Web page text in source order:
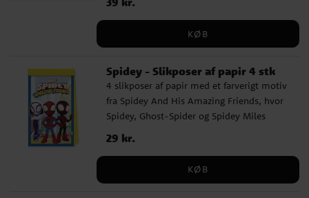
vaffelpapir er desuden både gluten- og
vegetarer. Ingredienser: Kartoffelstivelse,
vand, solsikkeolie, maltodextrin,
farvestoffer: E102, E122, E133, E151. Vores
kageprint af vaffelpapir er desuden både
gluten- og laktosefri og uden tilsat sukker.
KØB
Spidey - Slikposer af papir 4 stk
4 slikposer af papir med et farverigt motiv
fra Spidey And His Amazing Friends, hvor
Spidey, Ghost-Spider og Spidey Miles
Morales står foran en bykulisse. Ideelle til
at fylde med slik, små legetøj eller
hjem efter fødselsdagen. ✔️ Størrelse: ca 22
Pris:29 kr.
29 kr.
KØB